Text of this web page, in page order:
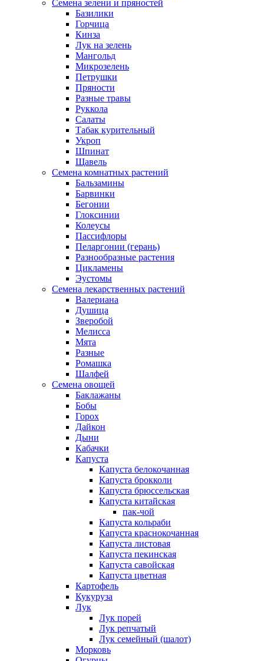
Семена зелени и пряностей
Базилики
Горчица
Кинза
Лук на зелень
Мангольд
Микрозелень
Петрушки
Пряности
Разные травы
Руккола
Салаты
Табак курительный
Укроп
Шпинат
Щавель
Семена комнатных растений
Бальзамины
Барвинки
Бегонии
Глоксинии
Колеусы
Пассифлоры
Пеларгонии (герань)
Разнообразные растения
Цикламены
Эустомы
Семена лекарственных растений
Валериана
Душица
Зверобой
Мелисса
Мята
Разные
Ромашка
Шалфей
Семена овощей
Баклажаны
Бобы
Горох
Дайкон
Дыни
Кабачки
Капуста
Капуста белокочанная
Капуста брокколи
Капуста брюссельская
Капуста китайская
пак-чой
Капуста кольраби
Капуста краснокочанная
Капуста листовая
Капуста пекинская
Капуста савойская
Капуста цветная
Картофель
Кукуруза
Лук
Лук порей
Лук репчатый
Лук семейный (шалот)
Морковь